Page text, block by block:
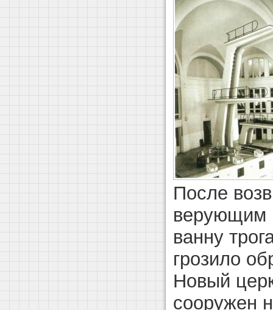
После
верующим
ванну
грозило
Новый
сооружен